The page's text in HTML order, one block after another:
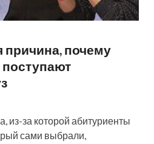
причина, почему
из-за которой абитуриенты
сами выбрали,